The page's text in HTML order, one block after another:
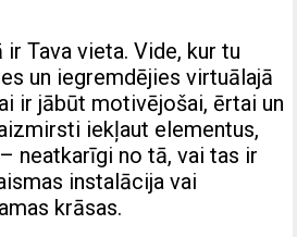
Tava vieta. Vide, kur tu
un iegremdējies virtuālajā
ir jābūt motivējošai, ērtai un
iekļaut elementus,
neatkarīgi no tā, vai tas ir
instalācija vai
krāsas.